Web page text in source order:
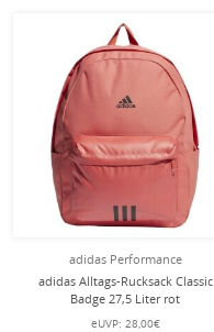
adidas Performance
adidas Alltags-Rucksack Classic
Badge 27,5 Liter rot
eUVP: 28,00€